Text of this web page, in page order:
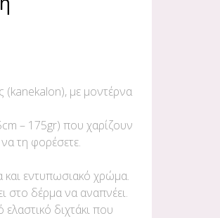
(kanekalon), με μοντέρνα
– 175gr) που χαρίζουν
τη φορέσετε.
και εντυπωσιακό χρώμα.
στο δέρμα να αναπνέει.
διχτάκι που